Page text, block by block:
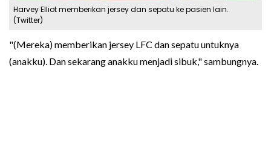
Harvey Elliot memberikan jersey dan sepatu ke pasien lain.
(Twitter)
"(Mereka) memberikan jersey LFC dan sepatu untuknya
(anakku). Dan sekarang anakku menjadi sibuk," sambungnya.